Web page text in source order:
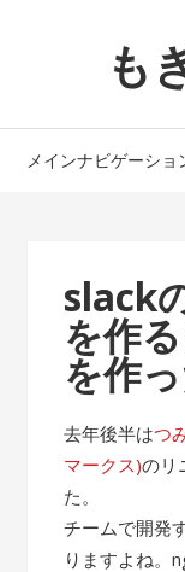
ョ
へ
も
メインナビゲーショ
slack
を作
を作
去年後半はつ
マークス)のリ
た。
チームで開発
りますよね。